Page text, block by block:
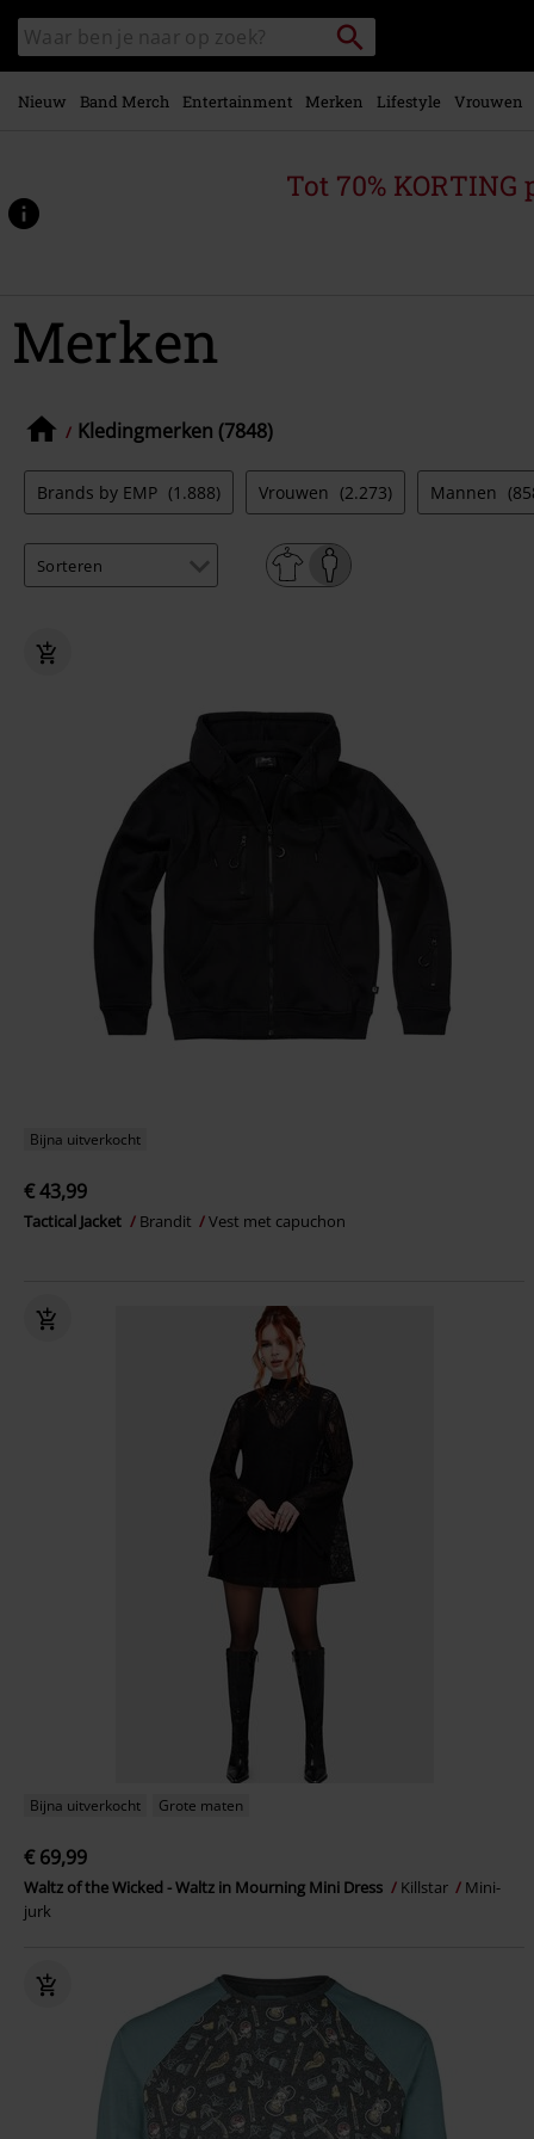
naar
hoofdinhoud
Zoek
in
catalogus
Packstation
zoeken
Nieuw Band Merch Entertainment Merken Lifestyle Vrouwen
Tot 70% KORTING
Merken
Kledingmerken (7848)
Brands by EMP (1.888) Vrouwen (2.273) Mannen
Bijna uitverkocht
€ 43,99
Tactical Jacket Brandit Vest met capuchon
Bijna uitverkocht Grote maten
€ 69,99
Waltz of the Wicked - Waltz in Mourning Mini Dress Killstar
Mini-
jurk